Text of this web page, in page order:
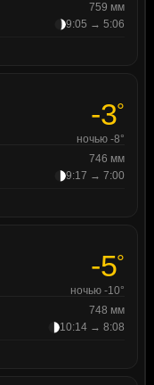
759 мм
9:05 → 5:06
-3°
ночью -8°
746 мм
9:17 → 7:00
-5°
ночью -10°
748 мм
10:14 → 8:08